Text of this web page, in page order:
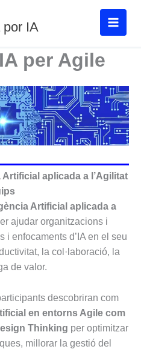
por IA
per Agile
aplicada a l’Agilitat
Artificial aplicada a
ajudar organitzacions i
i enfocaments d’IA en el seu
la col·laboració, la
de valor.
descobriran com
en entorns Agile com
Thinking per optimitzar
millorar la gestió del